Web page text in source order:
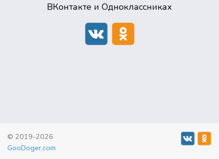
ВКонтакте и Одноклассниках
© 2019-2026
GooDoger.com